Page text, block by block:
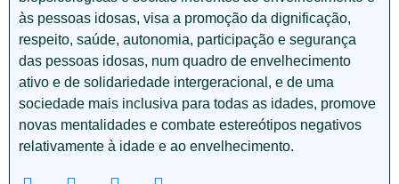
às pessoas idosas, visa a promoção da dignificação,
respeito, saúde, autonomia, participação e segurança
das pessoas idosas, num quadro de envelhecimento
ativo e de solidariedade intergeracional, e de uma
sociedade mais inclusiva para todas as idades, promove
novas mentalidades e combate estereótipos negativos
relativamente à idade e ao envelhecimento.